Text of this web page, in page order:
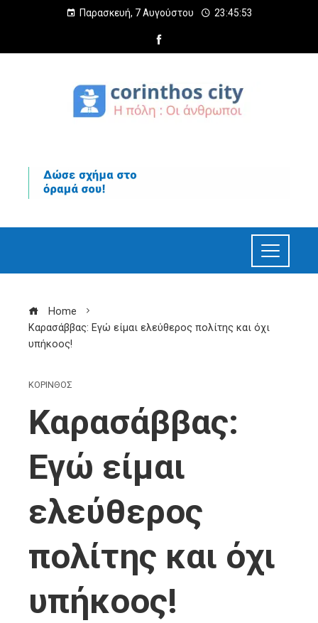
Παρασκευή, 7 Αυγούστου 23:45:54
Home
Καρασάββας: Εγώ είμαι ελεύθερος πολίτης και όχι
υπήκοος!
ΚΟΡΙΝΘΟΣ
Καρασάββας:
Εγώ είμαι
ελεύθερος
πολίτης και όχι
υπήκοος!